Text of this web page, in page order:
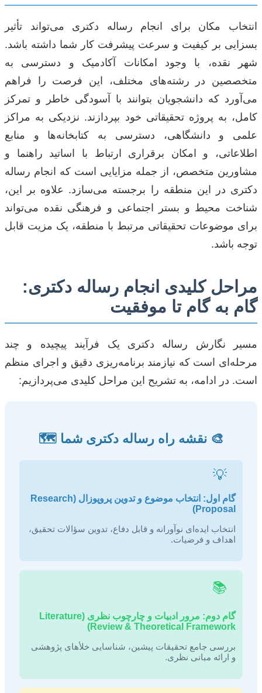
انتخاب مکان برای انجام رساله دکتری می‌تواند تأثیر
بسزایی بر کیفیت و سرعت پیشرفت کار شما داشته باشد.
شهر نقده، با وجود امکانات آکادمیک و دسترسی به
متخصصین در رشته‌های مختلف، این فرصت را فراهم
می‌آورد که دانشجویان بتوانند با آسودگی خاطر و تمرکز
کامل، به پروژه تحقیقاتی خود بپردازند. نزدیکی به مراکز
علمی و دانشگاهی، دسترسی به کتابخانه‌ها و منابع
اطلاعاتی، و امکان برقراری ارتباط با اساتید راهنما و
مشاورین متخصص، از جمله مزایایی است که انجام رساله
دکتری در این منطقه را برجسته می‌سازد. علاوه بر این،
شناخت محیط و بستر اجتماعی و فرهنگی نقده می‌تواند
برای موضوعات تحقیقاتی مرتبط با منطقه، یک مزیت قابل
توجه باشد.
مراحل کلیدی انجام رساله دکتری:
گام به گام تا موفقیت
مسیر نگارش رساله دکتری یک فرآیند پیچیده و چند
مرحله‌ای است که نیازمند برنامه‌ریزی دقیق و اجرای منظم
است. در ادامه، به تشریح این مراحل کلیدی می‌پردازیم:
🎨 نقشه راه رساله دکتری شما 🗺️
💡
گام اول: انتخاب موضوع و تدوین پروپوزال (Research
Proposal)
انتخاب ایده‌ای نوآورانه و قابل دفاع، تدوین سؤالات تحقیق،
اهداف و فرضیات.
📚
گام دوم: مرور ادبیات و چارچوب نظری (Literature
Review & Theoretical Framework)
بررسی جامع تحقیقات پیشین، شناسایی خلأهای پژوهشی
و ارائه مبانی نظری.